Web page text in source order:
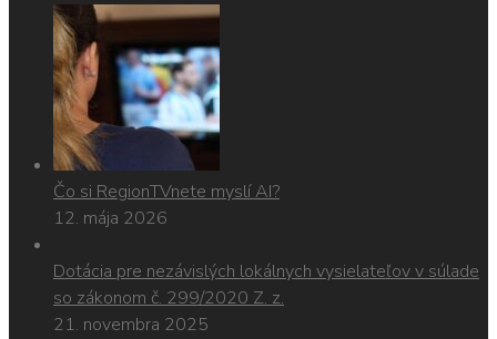
Čo si RegionTVnete myslí AI?
12. mája 2026
Dotácia pre nezávislých lokálnych vysielateľov v súlade
so zákonom č. 299/2020 Z. z.
21. novembra 2025